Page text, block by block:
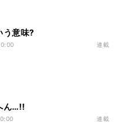
う意味?
連載
ん…!!
連載